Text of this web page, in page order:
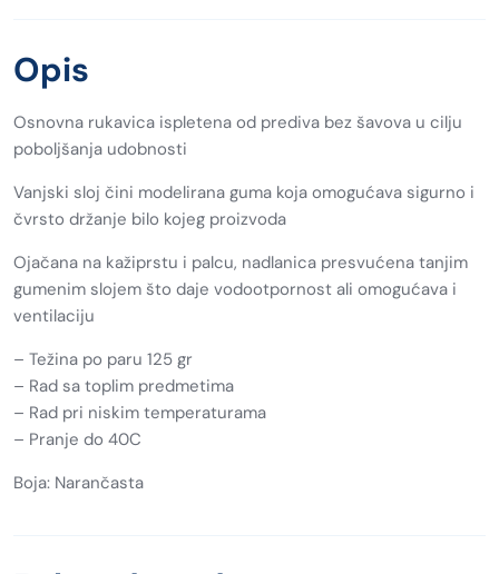
Opis
Osnovna rukavica ispletena od prediva bez šavova u cilju
poboljšanja udobnosti
Vanjski sloj čini modelirana guma koja omogućava sigurno i
čvrsto držanje bilo kojeg proizvoda
Ojačana na kažiprstu i palcu, nadlanica presvućena tanjim
gumenim slojem što daje vodootpornost ali omogućava i
ventilaciju
– Težina po paru 125 gr
– Rad sa toplim predmetima
– Rad pri niskim temperaturama
– Pranje do 40C
Boja: Narančasta